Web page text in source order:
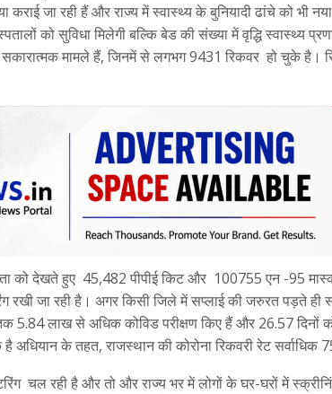
कराई जा रही हैं और राज्य में स्वास्थ्य के बुनियादी ढांचे को भी
को सुविधा मिलेगी बल्कि बेड की संख्या में वृद्धि स्वास्थ्य
मामले हैं, जिनमें से लगभग 9431 रिकवर हो चुके है।
को देखते हुए 45,482 पीपीई किट और 100755 एन -95
रखी जा रही है। अगर किसी जिले में सप्लाई की जरुरत पड़ते ही
5.84 लाख से अधिक कोविड परीक्षण किए हैं और 26.57 दिनों
अधियान के तहत, राजस्थान की कोरोना रिकवरी रेट सर्वाधिक
चल रही है और तो और राज्य भर में लोगों के घर-घरों में